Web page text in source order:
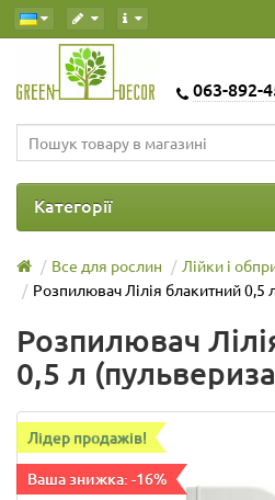
063-892-
Категорії
Все для рослин
Лійки і
Розпилювач Лілія блакитний 0,5
Розпилювач
0,5 л
Лідер продажів!
Ваша знижка: -16%